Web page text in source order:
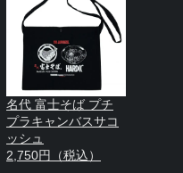
名代 富士そば プチ
プラキャンバスサコ
ッシュ
2,750円（税込）